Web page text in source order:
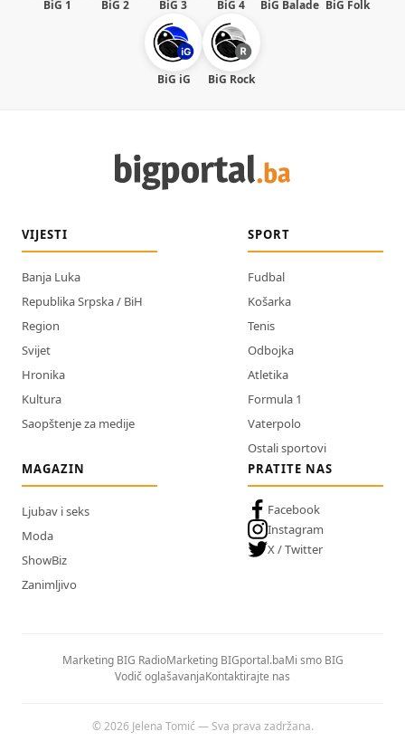
BiG 1 BiG 2 BiG 3 BiG 4 BiG Balade BiG Folk
BiG iG BiG Rock
VIJESTI
Banja Luka
Republika Srpska / BiH
Region
Svijet
Hronika
Kultura
Saopštenje za medije
SPORT
Fudbal
Košarka
Tenis
Odbojka
Atletika
Formula 1
Vaterpolo
Ostali sportovi
MAGAZIN
Ljubav i seks
Moda
ShowBiz
Zanimljivo
PRATITE NAS
Facebook
Instagram
X / Twitter
Marketing BIG RadioMarketing BIGportal.baMi smo BIG
Vodič oglašavanjaKontaktirajte nas
© 2026 Jelena Tomić — Sva prava zadržana.